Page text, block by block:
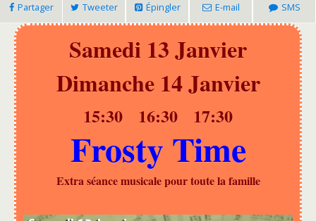
Partager Tweeter Épingler E-mail SMS
Samedi 13 Janvier
Dimanche 14 Janvier
15:30 16:30 17:30
Frosty Time
Extra séance musicale pour toute la famille